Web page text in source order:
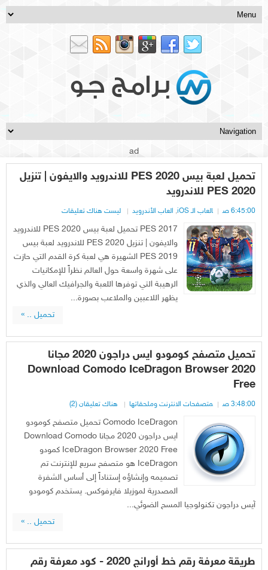
ad
تحميل لعبة بيس PES 2020 للاندرويد والايفون | تنزيل
PES 2020 للاندرويد
6:45:00 ص العاب الـ iOS , العاب الأندرويد ليست هناك تعليقات
PES 2017 تحميل لعبة بيس PES 2020 للاندرويد
والايفون | تنزيل PES 2020 للاندرويد لعبة بيس
PES 2019 الشهيرة هي لعبة كرة القدم التي حازت
على شهرة واسعة حول العالم نظراً للإمكانيات
الرهيبة التي توفرها اللعبة والجرافيك العالي والذي
يظهر اللاعبين والملاعب بصورة...
تحميل .. »
تحميل متصفح كومودو ايس دراجون 2020 مجانا
Download Comodo IceDragon Browser 2020
Free
3:48:00 ص متصفحات الانترنت وملحقاتها هناك تعليقان (2)
Comodo IceDragon تحميل متصفح كومودو
ايس دراجون 2020 مجانا Download Comodo
IceDragon Browser 2020 Free كمودو
IceDragon هو متصفح سريع للإنترنت تم
تصميمه وإنشاؤه إستناداً إلى أساس الشفرة
المصدرية لموزيلا فايرفوكس. يستخدم كومودو
آيس دراجون تكنولوجيا المسح الضوئي...
تحميل .. »
طريقة معرفة رقم خط أورانج 2020 - كود معرفة رقم